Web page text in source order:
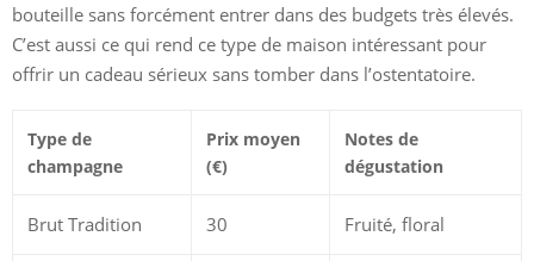
bouteille sans forcément entrer dans des budgets très élevés.
C’est aussi ce qui rend ce type de maison intéressant pour
offrir un cadeau sérieux sans tomber dans l’ostentatoire.
Type de
champagne
Prix moyen
(€)
Notes de
dégustation
Brut Tradition 30 Fruité, floral